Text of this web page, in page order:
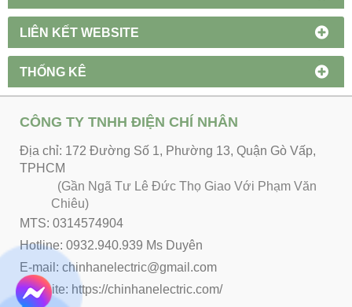
LIÊN KẾT WEBSITE
THỐNG KÊ
CÔNG TY TNHH ĐIỆN CHÍ NHÂN
Địa chỉ: 172 Đường Số 1, Phường 13, Quận Gò Vấp,
TPHCM
(Gần Ngã Tư Lê Đức Thọ Giao Với Phạm Văn
Chiêu)
MTS: 0314574904
Hotline: 0932.940.939 Ms Duyên
E-mail: chinhanelectric@gmail.com
Website: https://chinhanelectric.com/